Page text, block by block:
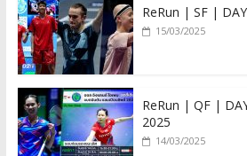
ReRun | SF |
15/03/2025
ReRun | QF |
2025
14/03/2025